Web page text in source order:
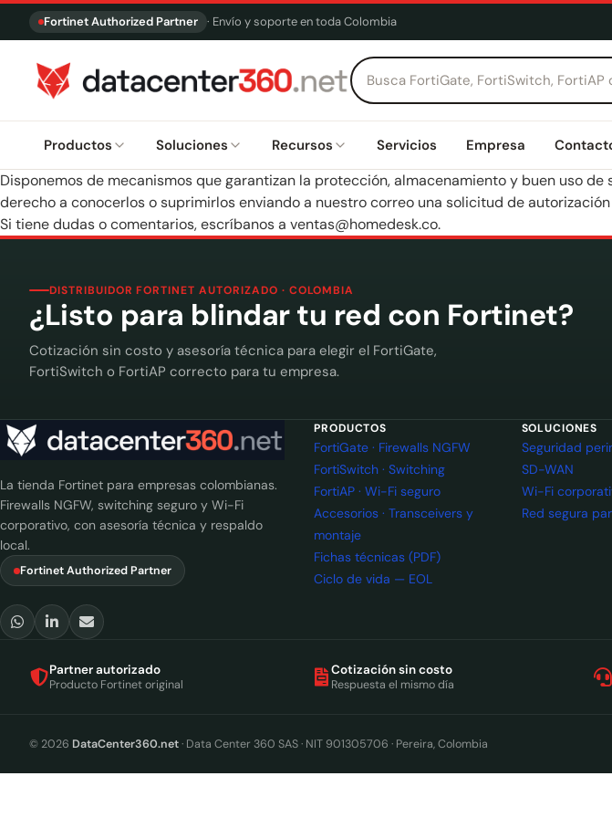
Fortinet Authorized Partner · Envío y soporte en toda Colombia
Productos Soluciones Recursos Servicios Empresa
Disponemos de mecanismos que garantizan la protección, almacenamiento y buen uso
derecho a conocerlos o suprimirlos enviando a nuestro correo una solicitud de
Si tiene dudas o comentarios, escríbanos a ventas@homedesk.co.
DISTRIBUIDOR FORTINET AUTORIZADO · COLOMBIA
¿Listo para blindar tu red con Fortinet?
Cotización sin costo y asesoría técnica para elegir el FortiGate,
FortiSwitch o FortiAP correcto para tu empresa.
La tienda Fortinet para empresas colombianas.
Firewalls NGFW, switching seguro y Wi-Fi
corporativo, con asesoría técnica y respaldo
local.
Fortinet Authorized Partner
PRODUCTOS
FortiGate · Firewalls NGFW
FortiSwitch · Switching
FortiAP · Wi-Fi seguro
Accesorios · Transceivers y
montaje
Fichas técnicas (PDF)
Ciclo de vida — EOL
SOLUCIONES
Seguridad
SD-WAN
Wi-Fi
Red segura
Partner autorizado
Producto Fortinet original
Cotización sin costo
Respuesta el mismo día
© 2026 DataCenter360.net· Data Center 360 SAS · NIT 901305706 · Pereira, Colombia